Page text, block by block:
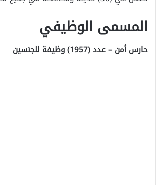
المسمى الوظيفي
حارس أمن – عدد (1957) وظيفة للجنسين